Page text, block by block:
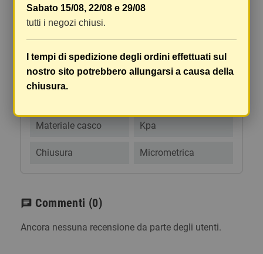
SCHEDA TECNICA SPEDIZIONI E RESI
Materiale casco Kpa
Chiusura Micrometrica
chat Commenti (0)
Ancora nessuna recensione da parte degli utenti.
Sabato 15/08, 22/08 e 29/08
tutti i negozi chiusi.
I tempi di spedizione degli ordini effettuati sul
nostro sito potrebbero allungarsi a causa della
chiusura.